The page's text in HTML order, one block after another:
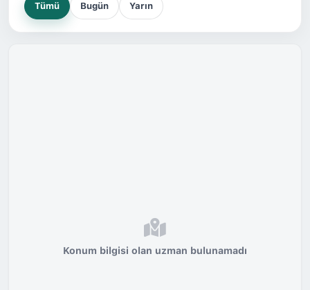
Tümü Bugün Yarın
Konum bilgisi olan uzman bulunamadı